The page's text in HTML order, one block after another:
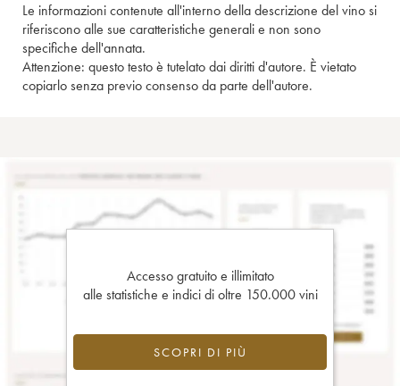
Le informazioni contenute all'interno della descrizione del vino si
riferiscono alle sue caratteristiche generali e non sono
specifiche dell'annata.
Attenzione: questo testo è tutelato dai diritti d'autore. È vietato
copiarlo senza previo consenso da parte dell'autore.
Accesso gratuito e illimitato
alle statistiche e indici di oltre 150.000 vini
SCOPRI DI PIÙ